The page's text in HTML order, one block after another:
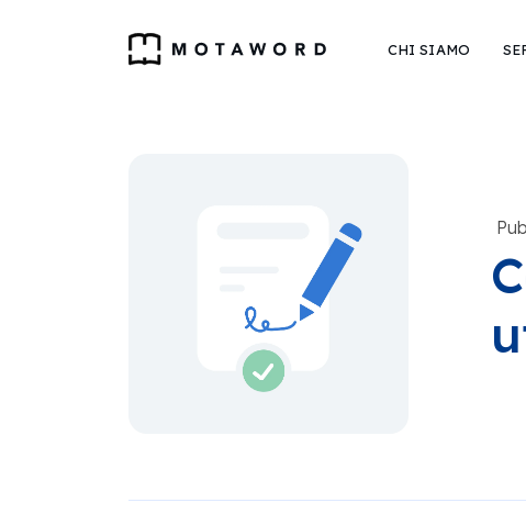
CHI SIAMO